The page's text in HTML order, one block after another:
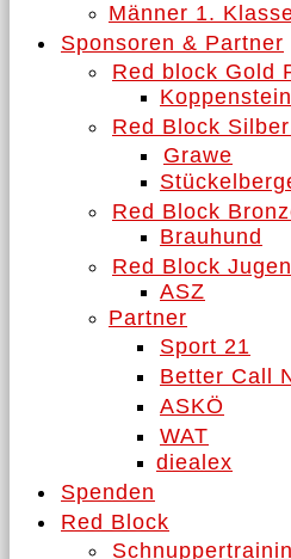
Männer 1.
Sponsoren & Partner
Red block Gold
Red Block
Grawe
Red Block
Brauhund
Red Block
ASZ
Partner
Sport 21
Better Call
ASKÖ
WAT
diealex
Spenden
Red Block